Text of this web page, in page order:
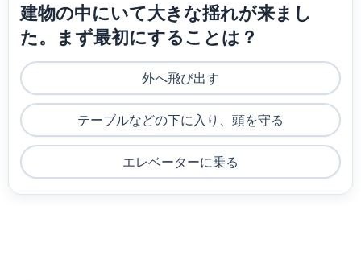
建物の中にいて大きな揺れが来まし
た。まず最初にすることは？
外へ飛び出す
テーブルなどの下に入り、頭を守る
エレベーターに乗る